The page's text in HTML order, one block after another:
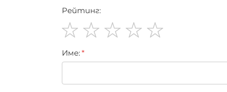
Рейтинг:
star
stars
stars
stars
stars
Име: